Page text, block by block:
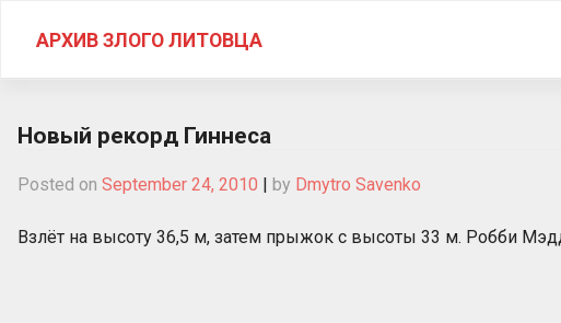
АРХИВ ЗЛОГО ЛИТОВЦА
Новый рекорд Гиннеса
Posted on September 24, 2010 | by Dmytro Savenko
Взлёт на высоту 36,5 м, затем прыжок с высоты 33 м. Робби